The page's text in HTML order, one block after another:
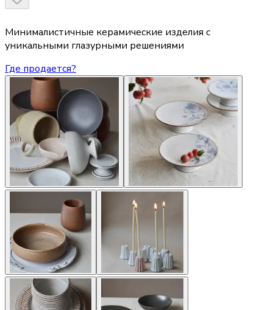
Минималистичные керамические изделия с
уникальными глазурными решениями
Где продается?